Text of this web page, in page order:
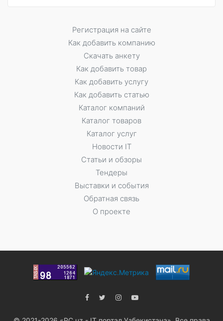
Регистрация на сайте
Как добавить компанию
Скачать анкету
Как добавить товар
Как добавить услугу
Как добавить статью
Каталог компаний
Каталог товаров
Каталог услуг
Новости IT
Статьи и обзоры
Тендеры
Выставки и события
Обратная связь
О проекте